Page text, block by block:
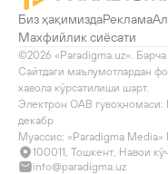
Биз ҳақимиздаРеклама
Махфийлик сиёсати
©2026 «Paradigma.uz». Барча
Сайтдаги маълумотлардан
хавола кўрсатилиши шарт.
Электрон ОАВ гувоҳномаси:
декабр
Муассис: «Paradigma
100011, Тошкент, Навои
info@paradigma.uz